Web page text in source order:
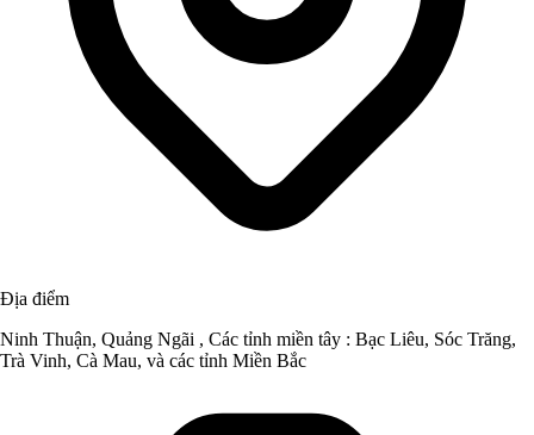
Địa điểm
Ninh Thuận, Quảng Ngãi , Các tỉnh miền tây : Bạc Liêu, Sóc Trăng,
Trà Vinh, Cà Mau, và các tỉnh Miền Bắc